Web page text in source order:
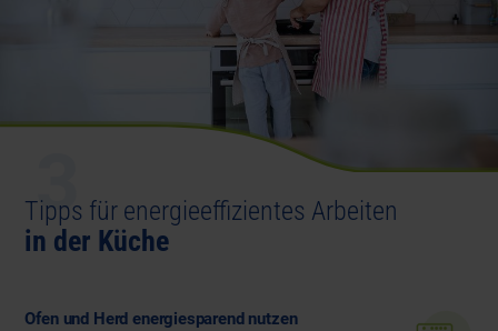
3
Tipps für energieeffizientes Arbeiten
in der Küche
Ofen und Herd energiesparend nutzen